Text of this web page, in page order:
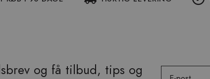
og få tilbud, tips og